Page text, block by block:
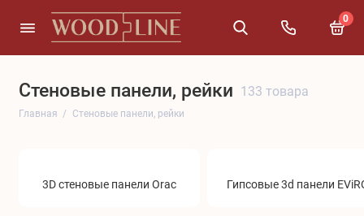
0
Cтеновые панели, рейки 133 товара
Главная Cтеновые панели, рейки
3D стеновые панели Orac
3D стеновые панели Orac Гипсовые 3d панели